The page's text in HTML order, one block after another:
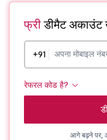
फ्रीडीमैट अकाउंट
+91
रेफरल कोड है?
आगे बढ़ने पर,